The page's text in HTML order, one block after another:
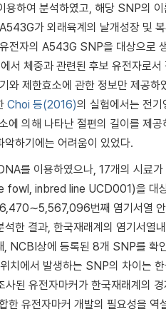
하여 분석하였고, 해당 SNP의 이
가 외래육계의 날개성장 및 복
전자의 A543G SNP을 대상으로
서 체중과 관련된 후보 유전자로서
제한효소에 관한 정보만 제공하
Choi 등(2016)의 실험에서는 전기
의해 나타난 절편의 길이를 제
하기에는 어려움이 있었다.
를 이용하였으나, 17개의 시료가
fowl, inbred line UCD001)을 대
번째 염기서열 안
한 결과, 한국재래계의 염기서열
NCBI상에 등록된 8개 SNP를 확
치에서 발생하는 SNP의 차이는
된 유전자마커가 한국재래계의 경
유전자마커 개발의 필요성을 역